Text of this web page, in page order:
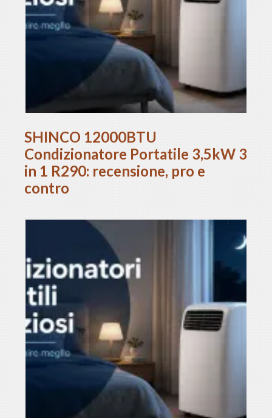
SHINCO 12000BTU
Condizionatore Portatile 3,5kW 3
in 1 R290: recensione, pro e
contro